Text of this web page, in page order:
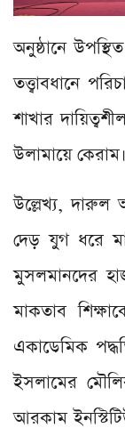
অনুষ্ঠানে
তত্ত্বাবধানে
শাখার
উলামায়ে কেরাম।
উল্লেখ্য, দারুল
দেড় যুগ ধরে
মুসলমানদের
মাকতাব
একাডেমিক
ইসলামের
আরকাম